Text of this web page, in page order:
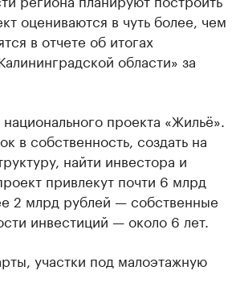
оцениваются в чуть более, чем
в отчете об итогах
области» за
проекта «Жильё».
в собственность, создать на
найти инвестора и
привлекут почти 6 млрд
2 млрд рублей — собственные
инвестиций — около 6 лет.
участки под малоэтажную